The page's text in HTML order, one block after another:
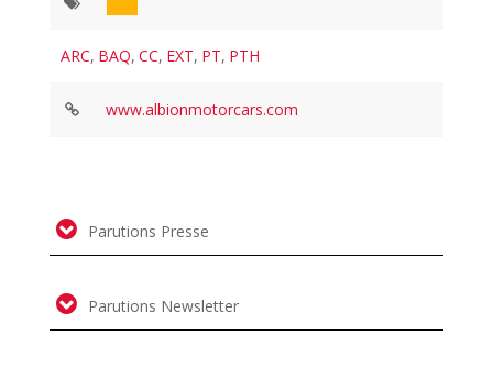
ARC, BAQ, CC, EXT, PT, PTH
www.albionmotorcars.com
Parutions Presse
Parutions Newsletter